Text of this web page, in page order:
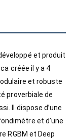
et produit
créée il y a 4
et robuste
proverbiale de
Il dispose d’une
et d’une
RGBM et Deep